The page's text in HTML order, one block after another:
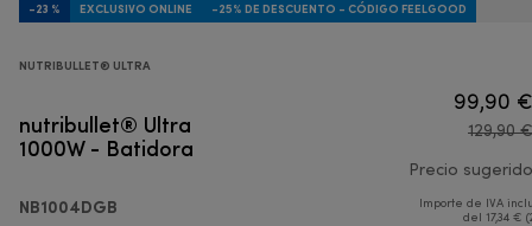
-23 % EXCLUSIVO ONLINE -25% DE DESCUENTO - CÓDIGO FEELGOOD
NUTRIBULLET® ULTRA
nutribullet® Ultra
1000W - Batidora
NB1004DGB
99,90 €
129,90 €
Precio sugerido
Importe de IVA
del 17,34 €